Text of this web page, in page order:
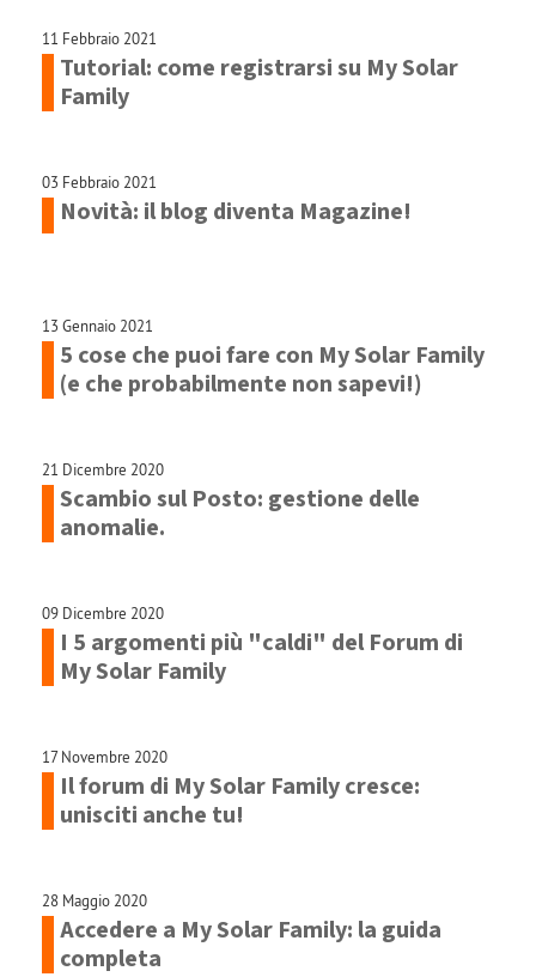
11 Febbraio 2021
Tutorial: come registrarsi su My Solar
Family
03 Febbraio 2021
Novità: il blog diventa Magazine!
13 Gennaio 2021
5 cose che puoi fare con My Solar Family
(e che probabilmente non sapevi!)
21 Dicembre 2020
Scambio sul Posto: gestione delle
anomalie.
09 Dicembre 2020
I 5 argomenti più "caldi" del Forum di
My Solar Family
17 Novembre 2020
Il forum di My Solar Family cresce:
unisciti anche tu!
28 Maggio 2020
Accedere a My Solar Family: la guida
completa